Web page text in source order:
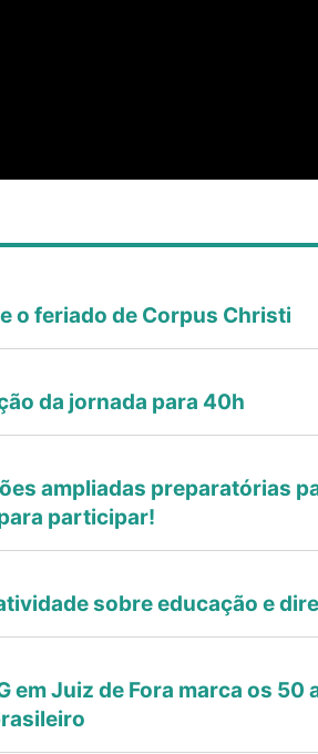
o feriado de Corpus Christi
da jornada para 40h
ampliadas preparatórias
participar!
sobre educação e
em Juiz de Fora marca os 50